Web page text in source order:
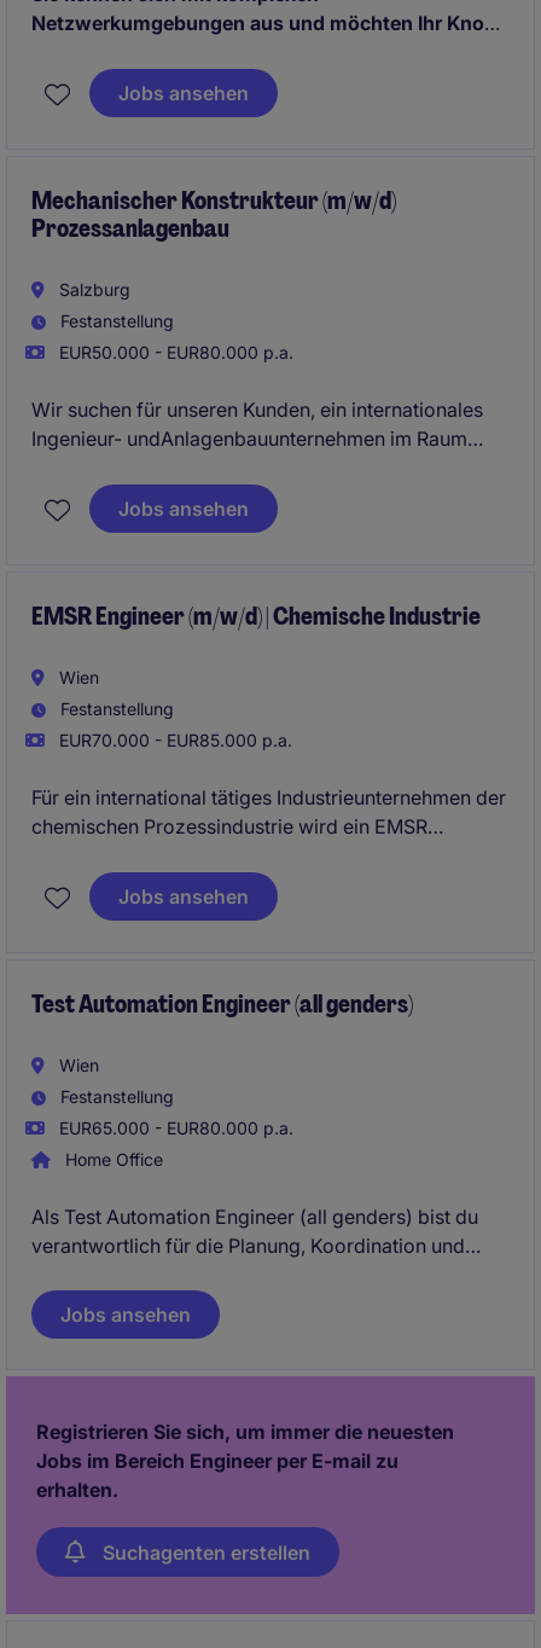
Netzwerkumgebungen aus und möchten Ihr Know-
einbringen? Sie haben Netzwerkinfrastrukturen
aufgebaut, Routing- und Switching-Konzepte
Jobs ansehen
Mechanischer Konstrukteur (m/w/d)
Prozessanlagenbau
Salzburg
Festanstellung
EUR50.000 - EUR80.000 p.a.
Wir suchen für unseren Kunden, ein internationales
Ingenieur- undAnlagenbauunternehmen im Raum
Freuen Sie sich auf anspruchsvolle Projekte
imProzessanlagenbau und die Möglichkeit,
Jobs ansehen
EMSR Engineer (m/w/d) | Chemische Industrie
Wien
Festanstellung
EUR70.000 - EUR85.000 p.a.
Für ein international tätiges Industrieunternehmen der
chemischen Prozessindustrie wird ein EMSR
die Planung, Optimierung und Weiterentwicklung von
EMSR-Systemen innerhalb moderner
Jobs ansehen
Test Automation Engineer (all genders)
Wien
Festanstellung
EUR65.000 - EUR80.000 p.a.
Home Office
Als Test Automation Engineer (all genders) bist du
verantwortlich für die Planung, Koordination und
entwickeltes digitales Steuerungs-Produkt. Als Teil
eines erfahrenen QA-Teams arbeitest du an
Sicherstellung der Softwarequalität - mit Fokus auf
Automatisierung, modernsten Tools und stabilen
Testprozessen.
Jobs ansehen
Registrieren Sie sich, um immer die neuesten
Jobs im Bereich Engineer per E-mail zu
erhalten.
Suchagenten erstellen